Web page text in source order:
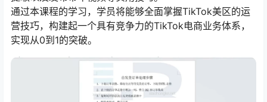
通过本课程的学习，学员将能够全面掌握TikTok美区的运
营技巧，构建起一个具有竞争力的TikTok电商业务体系，
实现从0到1的突破。